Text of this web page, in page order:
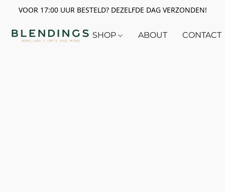
VOOR 17:00 UUR BESTELD? DEZELFDE DAG VERZONDEN!
SHOP ABOUT CONTACT